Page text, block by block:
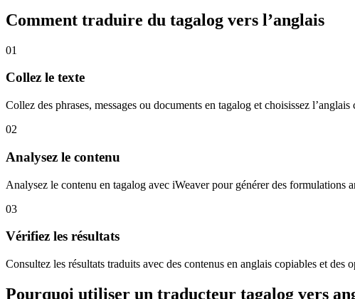
Comment traduire du tagalog vers l’anglais
01
Collez le texte
Collez des phrases, messages ou documents en tagalog et choisissez
02
Analysez le contenu
Analysez le contenu en tagalog avec iWeaver pour générer des formulations
03
Vérifiez les résultats
Consultez les résultats traduits avec des contenus en anglais copiables et
Pourquoi utiliser un traducteur tagalog vers